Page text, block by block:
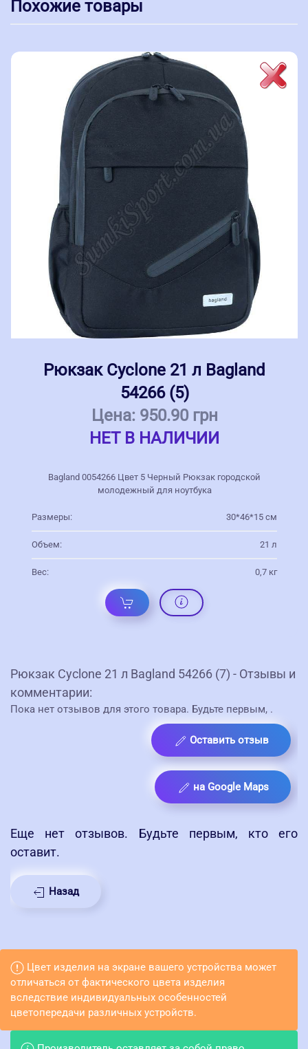
Похожие товары
Рюкзак Cyclone 21 л Bagland
54266 (5)
Цена: 950.90 грн
НЕТ В НАЛИЧИИ
Bagland 0054266 Цвет 5 Черный Рюкзак городской
молодежный для ноутбука
Размеры: 30*46*15 см
Объем: 21 л
Вес: 0,7 кг
Рюкзак Cyclone 21 л Bagland 54266 (7) - Отзывы и
комментарии:
Пока нет отзывов для этого товара. Будьте первым, .
Оставить отзыв
на Google Maps
Еще нет отзывов. Будьте первым, кто его
оставит.
Назад
Цвет изделия на экране вашего устройства может
отличаться от фактического цвета изделия
вследствие индивидуальных особенностей
цветопередачи различных устройств.